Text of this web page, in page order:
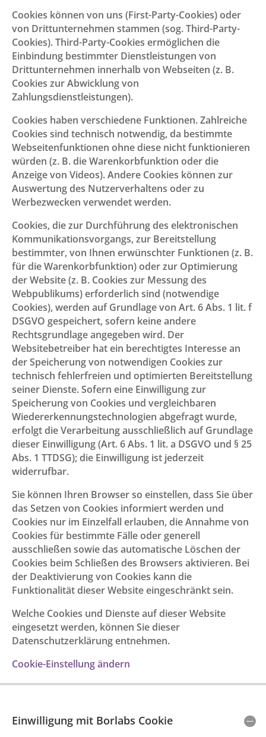
Cookies können von uns (First-Party-Cookies) oder
von Drittunternehmen stammen (sog. Third-Party-
Cookies). Third-Party-Cookies ermöglichen die
Einbindung bestimmter Dienstleistungen von
Drittunternehmen innerhalb von Webseiten (z. B.
Cookies zur Abwicklung von
Zahlungsdienstleistungen).
Cookies haben verschiedene Funktionen. Zahlreiche
Cookies sind technisch notwendig, da bestimmte
Webseitenfunktionen ohne diese nicht funktionieren
würden (z. B. die Warenkorbfunktion oder die
Anzeige von Videos). Andere Cookies können zur
Auswertung des Nutzerverhaltens oder zu
Werbezwecken verwendet werden.
Cookies, die zur Durchführung des elektronischen
Kommunikationsvorgangs, zur Bereitstellung
bestimmter, von Ihnen erwünschter Funktionen (z. B.
für die Warenkorbfunktion) oder zur Optimierung
der Website (z. B. Cookies zur Messung des
Webpublikums) erforderlich sind (notwendige
Cookies), werden auf Grundlage von Art. 6 Abs. 1 lit. f
DSGVO gespeichert, sofern keine andere
Rechtsgrundlage angegeben wird. Der
Websitebetreiber hat ein berechtigtes Interesse an
der Speicherung von notwendigen Cookies zur
technisch fehlerfreien und optimierten Bereitstellung
seiner Dienste. Sofern eine Einwilligung zur
Speicherung von Cookies und vergleichbaren
Wiedererkennungstechnologien abgefragt wurde,
erfolgt die Verarbeitung ausschließlich auf Grundlage
dieser Einwilligung (Art. 6 Abs. 1 lit. a DSGVO und § 25
Abs. 1 TTDSG); die Einwilligung ist jederzeit
widerrufbar.
Sie können Ihren Browser so einstellen, dass Sie über
das Setzen von Cookies informiert werden und
Cookies nur im Einzelfall erlauben, die Annahme von
Cookies für bestimmte Fälle oder generell
ausschließen sowie das automatische Löschen der
Cookies beim Schließen des Browsers aktivieren. Bei
der Deaktivierung von Cookies kann die
Funktionalität dieser Website eingeschränkt sein.
Welche Cookies und Dienste auf dieser Website
eingesetzt werden, können Sie dieser
Datenschutzerklärung entnehmen.
Cookie-Einstellung ändern
Einwilligung mit Borlabs Cookie